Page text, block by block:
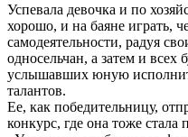
Успевала девочка и по
хорошо, и на баяне играть,
самодеятельности, радуя
односельчан, а затем и всех
услышавших юную
талантов.
Ее, как победительницу,
конкурс, где она тоже